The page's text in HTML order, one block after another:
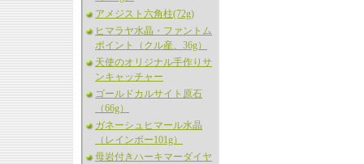
アメジスト六角柱(72g)
ヒマラヤ水晶・ファントム
ポイント（クル産、36g）
天使のオリジナル手作りサ
ンキャッチャー
ゴールドカルサイト原石
（66g）
ガネーシュヒマール水晶
（レインボー101g）
母岩付きハーキマーダイヤ